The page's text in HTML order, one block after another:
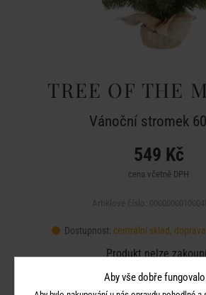
TREE OF THE
Vánoční stromek
549 Kč
cena včetně DPH
Dostupnost: centrální sklad,
Produkt nelze
Aby vše dobře